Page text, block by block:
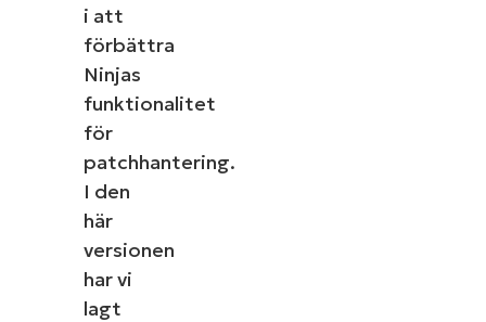
i att
förbättra
Ninjas
funktionalitet
för
patchhantering.
I den
här
versionen
har vi
lagt